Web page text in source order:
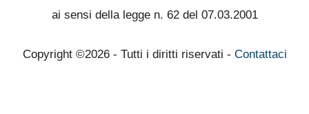
ai sensi della legge n. 62 del 07.03.2001
Copyright ©2026 - Tutti i diritti riservati - Contattaci